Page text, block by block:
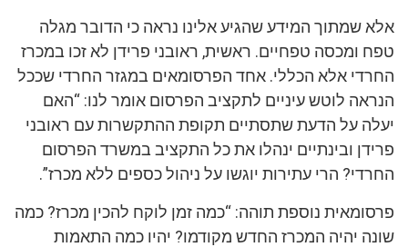
אלא שמתוך המידע שהגיע אלינו נראה כי הדובר מגלה
טפח ומכסה טפחיים. ראשית, ראובני פרידן לא זכו במכרז
החרדי אלא הכללי. אחד הפרסומאים במגזר החרדי שככל
הנראה לוטש עיניים לתקציב הפרסום אומר לנו: “האם
יעלה על הדעת שתסתיים תקופת ההתקשרות עם ראובני
פרידן ובינתיים ינהלו את כל התקציב במשרד הפרסום
החרדי? הרי עתירות יוגשו על ניהול כספים ללא מכרז”.
פרסומאית נוספת תוהה: “כמה זמן לוקח להכין מכרז? כמה
שונה יהיה המכרז החדש מקודמו? יהיו כמה התאמות